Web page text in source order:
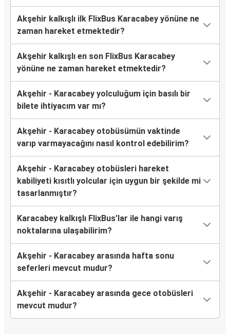
Akşehir kalkışlı ilk FlixBus Karacabey yönüne ne
zaman hareket etmektedir?
Akşehir kalkışlı en son FlixBus Karacabey
yönüne ne zaman hareket etmektedir?
Akşehir - Karacabey yolculuğum için basılı bir
bilete ihtiyacım var mı?
Akşehir - Karacabey otobüsümün vaktinde
varıp varmayacağını nasıl kontrol edebilirim?
Akşehir - Karacabey otobüsleri hareket
kabiliyeti kısıtlı yolcular için uygun bir şekilde mi
tasarlanmıştır?
Karacabey kalkışlı FlixBus’lar ile hangi varış
noktalarına ulaşabilirim?
Akşehir - Karacabey arasında hafta sonu
seferleri mevcut mudur?
Akşehir - Karacabey arasında gece otobüsleri
mevcut mudur?